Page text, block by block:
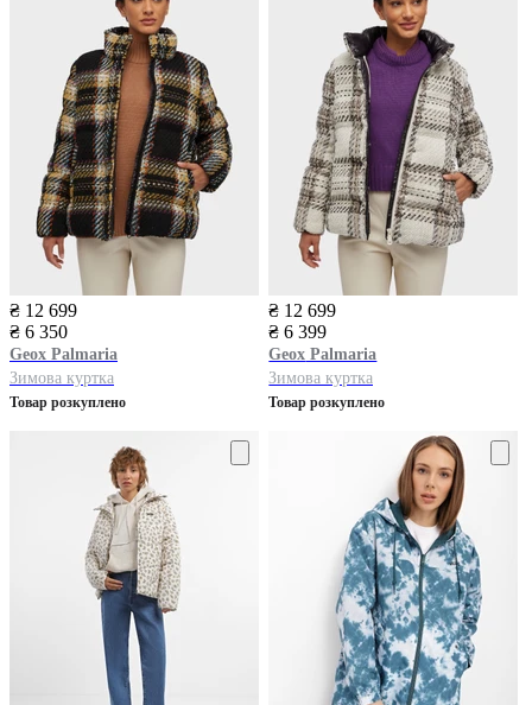
₴ 12 699
₴ 6 350
Geox Palmaria
Зимова куртка
Товар розкуплено
₴ 12 699
₴ 6 399
Geox Palmaria
Зимова куртка
Товар розкуплено